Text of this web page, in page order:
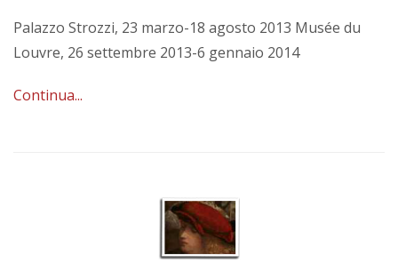
Palazzo Strozzi, 23 marzo-18 agosto 2013 Musée du
Louvre, 26 settembre 2013-6 gennaio 2014
Continua...